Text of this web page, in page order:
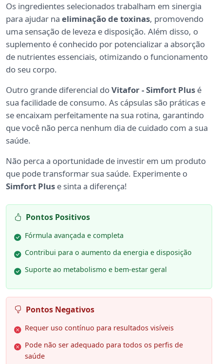
Os ingredientes selecionados trabalham em sinergia
para ajudar na eliminação de toxinas, promovendo
uma sensação de leveza e disposição. Além disso, o
suplemento é conhecido por potencializar a absorção
de nutrientes essenciais, otimizando o funcionamento
do seu corpo.
Outro grande diferencial doVitafor - Simfort Plus é
sua facilidade de consumo. As cápsulas são práticas e
se encaixam perfeitamente na sua rotina, garantindo
que você não perca nenhum dia de cuidado com a sua
saúde.
Não perca a oportunidade de investir em um produto
que pode transformar sua saúde. Experimente o
Simfort Plus e sinta a diferença!
Pontos Positivos
Fórmula avançada e completa
Contribui para o aumento da energia e disposição
Suporte ao metabolismo e bem-estar geral
Pontos Negativos
Requer uso contínuo para resultados visíveis
Pode não ser adequado para todos os perfis de
saúde